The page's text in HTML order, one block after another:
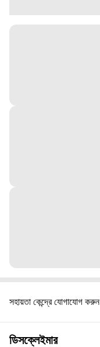
সহায়তা কেন্দ্রে যোগাযোগ করুন
ডিসক্লেইমার